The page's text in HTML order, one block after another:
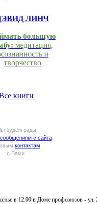
ЛИНЧ
большую
медитация,
и
творчество
книги
будем рады
сообщениям с сайта
контактам
с Вами.
в 12.00 в Доме профсоюзов -